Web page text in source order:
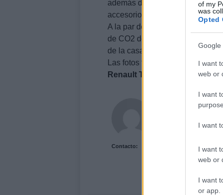
of my
was
Opted
Google
I want
web or
I want
I want
I want
web or
I want
or app.
además de la pintura opaca
accesorios del exterior en gris
A la par de que ofrece
de CO2 de 132 g/km, el
de la casa francesa, por lo que
Las fotos tras el salto, más del
Renault Twingo GT GordiniVía
Contacto:
Acutalidad.es